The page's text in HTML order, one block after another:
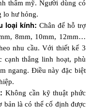
thẩm mỹ. Người dùng có
lo hư hỏng.
loại kính: Chân đế hỗ trợ
8mm, 10mm, 12mm…
nhu cầu. Với thiết kế 3
cạnh thẳng linh hoạt, phù
ngang. Điều này đặc biệt
Không cần kỹ thuật phức
bản là có thể cố định được